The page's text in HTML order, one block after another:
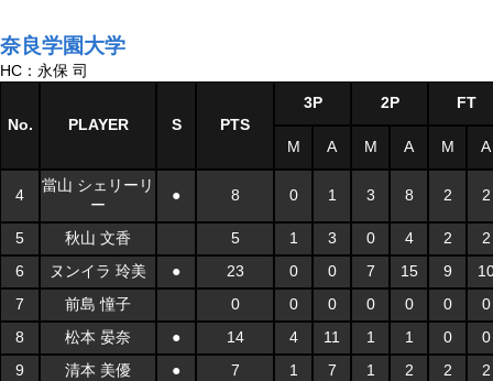
奈良学園大学
HC：永保 司
No. PLAYER S PTS
3P 2P FT
M A M A M A
4
當山 シェリーリ
ー
● 8 0 1 3 8 2 2
5 秋山 文香 5 1 3 0 4 2
2
6
ヌンイラ 玲美 ● 23 0 0 7 15 9
7
前島 憧子 0 0 0 0 0 0
0
8
松本 晏奈 ● 14 4 11 1 1 0
0
9
清本 美優 ● 7 1 7 1 2 2
2